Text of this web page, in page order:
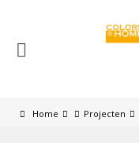
Home Projecten